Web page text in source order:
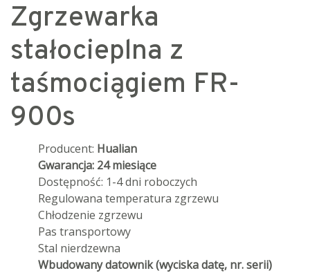
Zgrzewarka
stałocieplna z
taśmociągiem FR-
900s
Producent: Hualian
Gwarancja: 24 miesiące
Dostępność: 1-4 dni roboczych
Regulowana temperatura zgrzewu
Chłodzenie zgrzewu
Pas transportowy
Stal nierdzewna
Wbudowany datownik (wyciska datę, nr. serii)